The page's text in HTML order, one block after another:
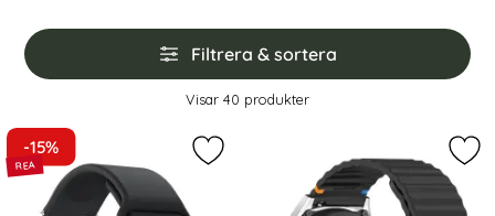
Hoppa
över
filtersektionen
Filtrera & sortera
Filtrera & sortera
Visar 40 produkter
produktlista
-15%
Markera silikon Armband För